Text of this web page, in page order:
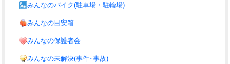
みんなのバイク(駐車場・駐輪場)
みんなの目安箱
みんなの保護者会
みんなの未解決(事件･事故)